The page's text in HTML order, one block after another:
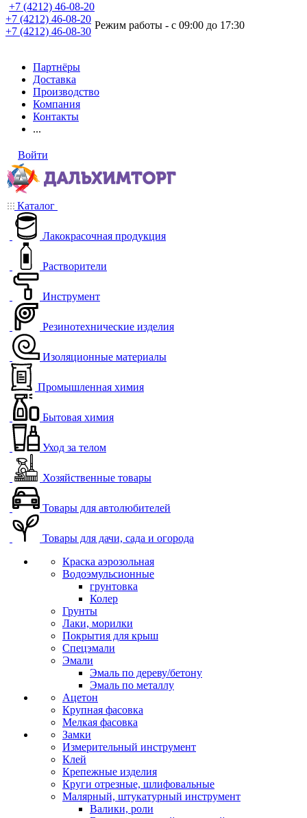
+7 (4212) 46-08-20
+7 (4212) 46-08-20
+7 (4212) 46-08-30
Режим работы - с 09:00 до 17:30
Партнёры
Доставка
Производство
Компания
Контакты
...
Войти
Каталог
Лакокрасочная продукция
Растворители
Инструмент
Резинотехнические изделия
Изоляционные материалы
Промышленная химия
Бытовая химия
Уход за телом
Хозяйственные товары
Товары для автолюбителей
Товары для дачи, сада и огорода
Краска аэрозольная
Водоэмульсионные
грунтовка
Колер
Грунты
Лаки, морилки
Покрытия для крыш
Спецэмали
Эмали
Эмаль по дереву/бетону
Эмаль по металлу
Ацетон
Крупная фасовка
Мелкая фасовка
Замки
Измерительный инструмент
Клей
Крепежные изделия
Круги отрезные, шлифовальные
Малярный, штукатурный инструмент
Валики, роли